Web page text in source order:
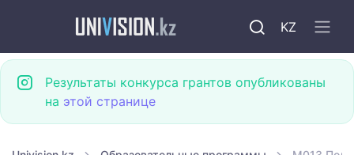
KZ
Результаты конкурса грантов опубликованы
на этой странице